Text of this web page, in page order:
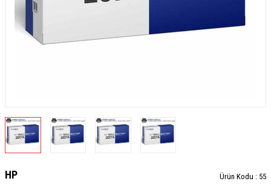
HP Ürün Kodu : 55